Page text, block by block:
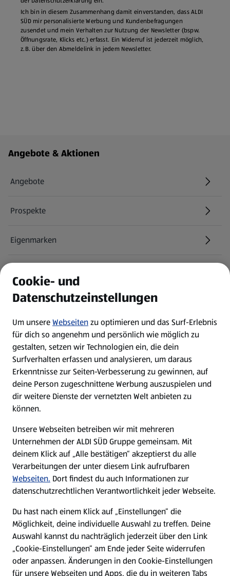
Ich bin in diesem Zusammenhang damit einverstanden, dass ALDI
SÜD mir personalisierte Werbung und Kundenbefragungen
zusendet und mein Verhalten zur Nutzung der Newsletter (bspw.
Öffnungsrate, Klicks etc.) erfasst. Ein Widerruf ist jederzeit möglich,
z.B. über den Abmeldelink in jedem Newsletter.
Fußzeilenmenü - weitere Links
Angebote & Aktionen
Angebote
Prospekte
Eigenmarken
Newsletter
WhatsApp
Über ALDI SÜD
Filialen
Nachhaltigkeit
Karriere
Presse
Hilfe & Kontakt
(öffnet in einem neuen Tab)
Unternehmen
Cookie- und
Datenschutzeinstellungen
Um unsereWebseitenzu optimieren und das Surf-Erlebnis
für dich so angenehm und persönlich wie möglich zu
gestalten, setzen wir Technologien ein, die dein
Surfverhalten erfassen und analysieren, um daraus
Erkenntnisse zur Seiten-Verbesserung zu gewinnen, auf
deine Person zugeschnittene Werbung auszuspielen und
dir weitere Dienste der vernetzten Welt anbieten zu
können.
Unsere Webseiten betreiben wir mit mehreren
Unternehmen der ALDI SÜD Gruppe gemeinsam. Mit
deinem Klick auf „Alle bestätigen“ akzeptierst du alle
Verarbeitungen der unter diesem Link aufrufbaren
Webseiten. Dort findest du auch Informationen zur
datenschutzrechtlichen Verantwortlichkeit jeder Webseite.
Du hast nach einem Klick auf „Einstellungen“ die
Möglichkeit, deine individuelle Auswahl zu treffen. Deine
Auswahl kannst du nachträglich jederzeit über den Link
„Cookie-Einstellungen“ am Ende jeder Seite widerrufen
oder anpassen. Änderungen in den Cookie-Einstellungen
für unsere Webseiten und Apps, die du in weiteren Tabs